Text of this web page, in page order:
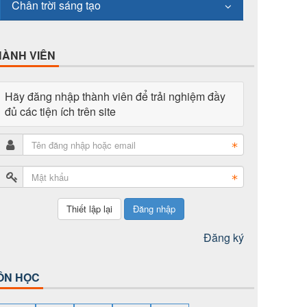
Chân trời sáng tạo
VIÊN
Hãy đăng nhập thành viên để trải nghiệm đầy
đủ các tiện ích trên site
Đăng nhập
Đăng ký
HỌC